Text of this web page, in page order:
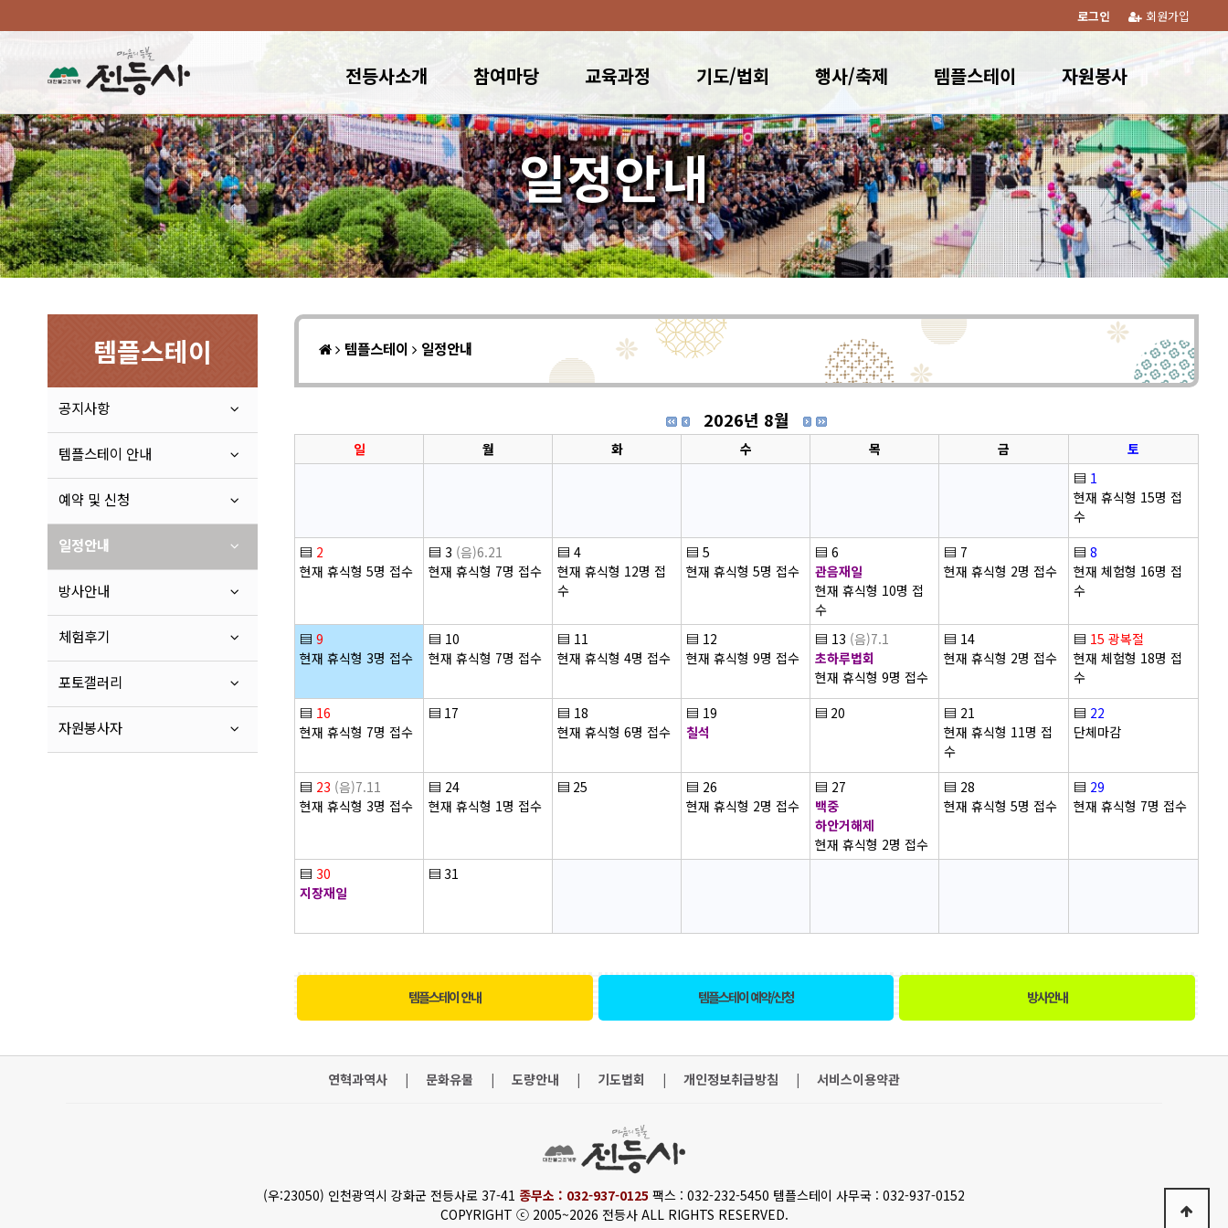
회원가입
로그인
전등사소개 참여마당 교육과정 기도/법회 행사/축제 템플스테이 자원봉사
일정안내
템플스테이
공지사항
템플스테이 안내
예약 및 신청
일정안내
방사안내
체험후기
포토갤러리
자원봉사자
템플스테이 일정안내
2026년 8월
일 월 화 수 목 금
토
▤ 1
현재 휴식형 15명 접
수
▤ 2
현재 휴식형 5명 접수
▤ 3 (음)6.21
현재 휴식형 7명 접수
▤ 4
현재 휴식형 12명 접
수
▤ 5
현재 휴식형 5명 접수
▤ 6
관음재일
현재 휴식형 10명 접
수
▤ 7
현재 휴식형 2명 접수
▤ 8
현재 체험형 16명 접
수
▤ 9
현재 휴식형 3명 접수
▤ 10
현재 휴식형 7명 접수
▤ 11
현재 휴식형 4명 접수
▤ 12
현재 휴식형 9명 접수
▤ 13 (음)7.1
초하루법회
현재 휴식형 9명 접수
▤ 14
현재 휴식형 2명 접수
▤ 15 광복절
현재 체험형 18명 접
수
▤ 16
현재 휴식형 7명 접수
▤ 17 ▤ 18
현재 휴식형 6명 접수
▤ 19
칠석
▤ 20 ▤ 21
현재 휴식형 11명 접
수
▤ 22
단체마감
▤ 23 (음)7.11
현재 휴식형 3명 접수
▤ 24
현재 휴식형 1명 접수
▤ 25 ▤ 26
현재 휴식형 2명 접수
▤ 27
백중
하안거해제
현재 휴식형 2명 접수
▤ 28
현재 휴식형 5명 접수
▤ 29
현재 휴식형 7명 접수
▤ 30
지장재일
▤ 31
템플스테이 안내 템플스테이 예약/신청 방사안내
연혁과역사 | 문화유물 | 도량안내 | 기도법회 | 개인정보취급방침 | 서비스이용약관
(우:23050) 인천광역시 강화군 전등사로 37-41 종무소 : 032-937-0125 팩스 : 032-232-5450 템플스테이 사무국 : 032-937-0152
COPYRIGHT ⓒ 2005~2026 전등사 ALL RIGHTS RESERVED.